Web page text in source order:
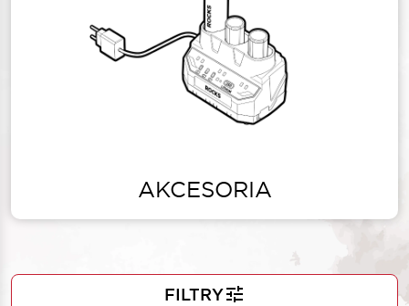
AKCESORIA
FILTRY